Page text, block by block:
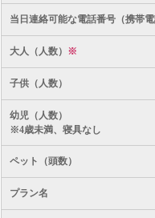
当日連絡可能な電話番号（携帯電
大人（人数） ※
子供（人数）
幼児（人数）
※4歳未満、寝具なし
ペット（頭数）
プラン名